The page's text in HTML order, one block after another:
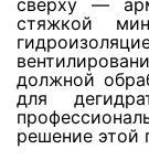
сверху —
стяжкой
должной
для
решение этой